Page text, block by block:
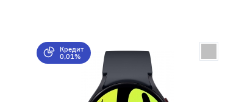
Кредит
0,01%